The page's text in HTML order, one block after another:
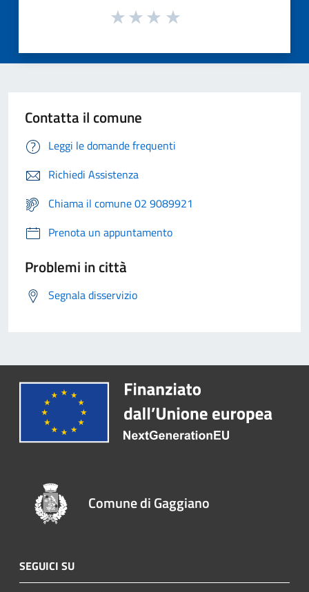
Contatta il comune
Leggi le domande frequenti
Richiedi Assistenza
Chiama il comune 02 9089921
Prenota un appuntamento
Problemi in città
Segnala disservizio
Comune di Gaggiano
SEGUICI SU